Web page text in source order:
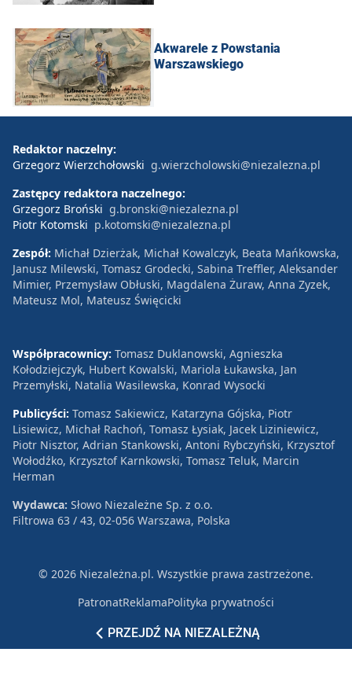
Akwarele z Powstania
Warszawskiego
PRZEJDŹ NA NIEZALEŻNĄ
Redaktor naczelny:
Grzegorz Wierzchołowski g.wierzcholowski@niezalezna.pl
Zastępcy redaktora naczelnego:
Grzegorz Broński g.bronski@niezalezna.pl
Piotr Kotomski p.kotomski@niezalezna.pl
Zespół: Michał Dzierżak, Michał Kowalczyk, Beata Mańkowska,
Janusz Milewski, Tomasz Grodecki, Sabina Treffler, Aleksander
Mimier, Przemysław Obłuski, Magdalena Żuraw, Anna Zyzek,
Mateusz Mol, Mateusz Święcicki
Współpracownicy: Tomasz Duklanowski, Agnieszka
Kołodziejczyk, Hubert Kowalski, Mariola Łukawska, Jan
Przemyłski, Natalia Wasilewska, Konrad Wysocki
Publicyści: Tomasz Sakiewicz, Katarzyna Gójska, Piotr
Lisiewicz, Michał Rachoń, Tomasz Łysiak, Jacek Liziniewicz,
Piotr Nisztor, Adrian Stankowski, Antoni Rybczyński, Krzysztof
Wołodźko, Krzysztof Karnkowski, Tomasz Teluk, Marcin
Herman
Wydawca: Słowo Niezależne Sp. z o.o.
Filtrowa 63 / 43, 02-056 Warszawa, Polska
© 2026 Niezależna.pl. Wszystkie prawa zastrzeżone.
PatronatReklamaPolityka prywatności